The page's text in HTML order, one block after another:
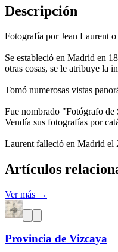
Descripción
Fotografía por Jean Laurent
Se estableció en Madrid en
otras cosas, se le atribuye la
Tomó numerosas vistas
Fue nombrado "Fotógrafo de
Vendía sus fotografías por
Laurent falleció en Madrid el
Artículos
Ver más →
Provincia de Vizcaya